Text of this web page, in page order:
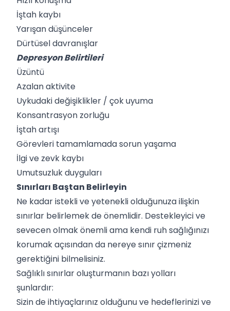
İştah kaybı
Yarışan düşünceler
Dürtüsel davranışlar
Depresyon Belirtileri
Üzüntü
Azalan aktivite
Uykudaki değişiklikler / çok uyuma
Konsantrasyon zorluğu
İştah artışı
Görevleri tamamlamada sorun yaşama
İlgi ve zevk kaybı
Umutsuzluk duyguları
Sınırları Baştan Belirleyin
Ne kadar istekli ve yetenekli olduğunuza ilişkin
sınırlar belirlemek de önemlidir. Destekleyici ve
sevecen olmak önemli ama kendi ruh sağlığınızı
korumak açısından da nereye sınır çizmeniz
gerektiğini bilmelisiniz.
Sağlıklı sınırlar oluşturmanın bazı yolları
şunlardır:
Sizin de ihtiyaçlarınız olduğunu ve hedeflerinizi ve